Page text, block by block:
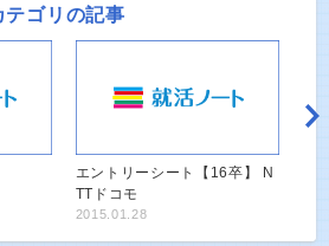
テゴリの記事
エントリーシート【16卒】 N
TTドコモ
2015.01.28